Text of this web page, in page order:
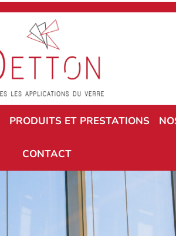
PRODUITS ET PRESTATIONS
CONTACT